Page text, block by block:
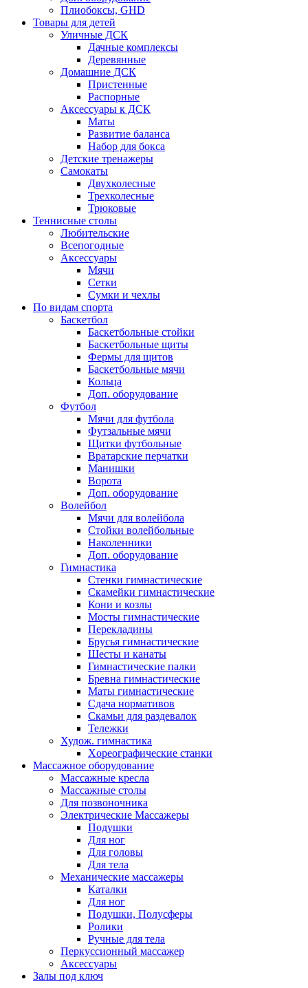
Плиобоксы, GHD
Товары для детей
Уличные ДСК
Дачные комплексы
Деревянные
Домашние ДСК
Пристенные
Распорные
Аксесcуары к ДСК
Маты
Развитие баланса
Набор для бокса
Детские тренажеры
Самокаты
Двухколесные
Трехколесные
Трюковые
Теннисные столы
Любительские
Всепогодные
Аксессуары
Мячи
Сетки
Сумки и чехлы
По видам спорта
Баскетбол
Баскетбольные стойки
Баскетбольные щиты
Фермы для щитов
Баскетбольные мячи
Кольца
Доп. оборудование
Футбол
Мячи для футбола
Футзальные мячи
Щитки футбольные
Вратарские перчатки
Манишки
Ворота
Доп. оборудование
Волейбол
Мячи для волейбола
Стойки волейбольные
Наколенники
Доп. оборудование
Гимнастика
Стенки гимнастические
Скамейки гимнастические
Кони и козлы
Мосты гимнастические
Перекладины
Брусья гимнастические
Шесты и канаты
Гимнастические палки
Бревна гимнастические
Маты гимнастические
Сдача нормативов
Скамьи для раздевалок
Тележки
Худож. гимнастика
Xореографические станки
Массажное оборудование
Массажные кресла
Массажные столы
Для позвоночника
Электрические Массажеры
Подушки
Для ног
Для головы
Для тела
Механические массажеры
Каталки
Для ног
Подушки, Полусферы
Ролики
Ручные для тела
Перкуссионный массажер
Аксессуары
Залы под ключ